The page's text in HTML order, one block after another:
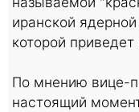
иранской
которой
По мнению вице-
настоящий